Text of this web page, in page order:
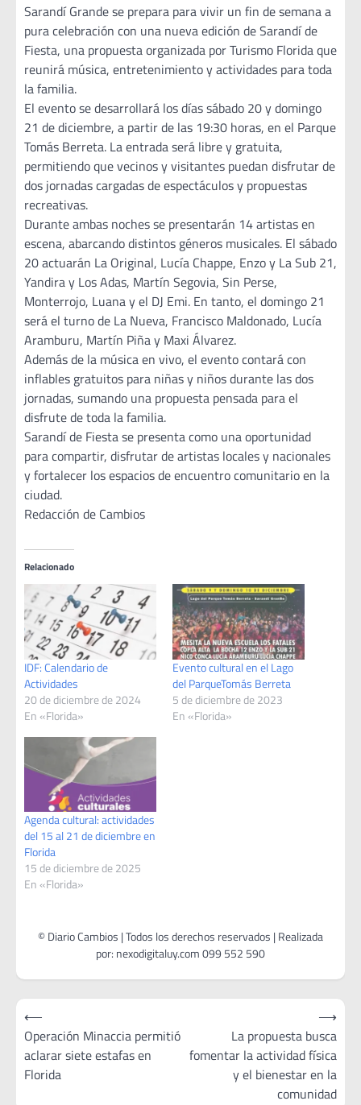
Sarandí Grande se prepara para vivir un fin de semana a
pura celebración con una nueva edición de Sarandí de
Fiesta, una propuesta organizada por Turismo Florida que
reunirá música, entretenimiento y actividades para toda
la familia.
El evento se desarrollará los días sábado 20 y domingo
21 de diciembre, a partir de las 19:30 horas, en el Parque
Tomás Berreta. La entrada será libre y gratuita,
permitiendo que vecinos y visitantes puedan disfrutar de
dos jornadas cargadas de espectáculos y propuestas
recreativas.
Durante ambas noches se presentarán 14 artistas en
escena, abarcando distintos géneros musicales. El sábado
20 actuarán La Original, Lucía Chappe, Enzo y La Sub 21,
Yandira y Los Adas, Martín Segovia, Sin Perse,
Monterrojo, Luana y el DJ Emi. En tanto, el domingo 21
será el turno de La Nueva, Francisco Maldonado, Lucía
Aramburu, Martín Piña y Maxi Álvarez.
Además de la música en vivo, el evento contará con
inflables gratuitos para niñas y niños durante las dos
jornadas, sumando una propuesta pensada para el
disfrute de toda la familia.
Sarandí de Fiesta se presenta como una oportunidad
para compartir, disfrutar de artistas locales y nacionales
y fortalecer los espacios de encuentro comunitario en la
ciudad.
Redacción de Cambios
Relacionado
IDF: Calendario de
Actividades
20 de diciembre de 2024
En «Florida»
Evento cultural en el Lago
del ParqueTomás Berreta
5 de diciembre de 2023
En «Florida»
Agenda cultural: actividades
del 15 al 21 de diciembre en
Florida
15 de diciembre de 2025
En «Florida»
Navegación
de
entradas
⟵
Operación Minaccia permitió
aclarar siete estafas en
Florida
La propuesta busca
fomentar la actividad física
y el bienestar en la
comunidad
⟶